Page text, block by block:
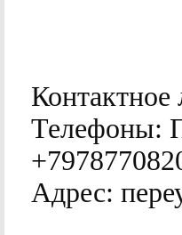
Контактное
Телефоны:
Адрес: